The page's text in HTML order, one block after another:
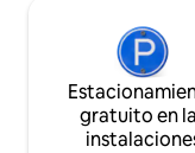
gratuito en